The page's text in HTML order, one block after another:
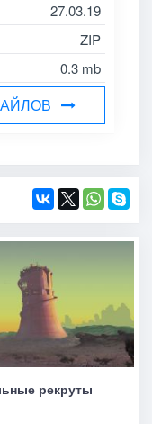
27.03.19
ZIP
0.3 mb
рекруты